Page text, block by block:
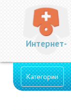
Интернет-
Категории